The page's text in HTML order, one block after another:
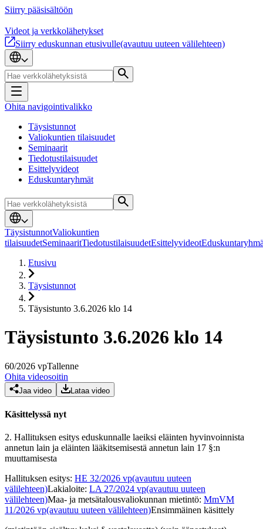
Siirry pääsisältöön
Videot ja verkkolähetykset
Siirry eduskunnan etusivulle(avautuu uuteen välilehteen)
Ohita navigointivalikko
Täysistunnot
Valiokuntien tilaisuudet
Seminaarit
Tiedotustilaisuudet
Esittelyvideot
Eduskuntaryhmät
TäysistunnotValiokuntien
tilaisuudetSeminaaritTiedotustilaisuudetEsittelyvideot
Etusivu
Täysistunnot
Täysistunto 3.6.2026 klo 14
Täysistunto 3.6.2026 klo 14
60/2026 vpTallenne
Ohita videosoitin
Jaa video Lataa video
Käsittelyssä nyt
2. Hallituksen esitys eduskunnalle laeiksi eläinten hyvinvoinnista
annetun lain ja eläinten lääkitsemisestä annetun lain 17 §:n
muuttamisesta
Hallituksen esitys: HE 32/2026 vp(avautuu uuteen
välilehteen)Lakialoite: LA 27/2024 vp(avautuu uuteen
välilehteen)Maa- ja metsätalousvaliokunnan mietintö: MmVM
11/2026 vp(avautuu uuteen välilehteen)Ensimmäinen käsittely